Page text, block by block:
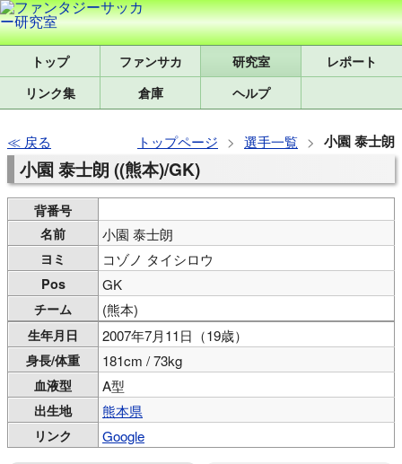
トップ 研究室
レポート
リンク集
倉庫 ヘルプ
戻る トップページ 選手一覧 小園 泰士朗
小園 泰士朗 ((熊本)/GK)
背番号
名前
小園 泰士朗
ヨミ コゾノ タイシロウ
Pos GK
チーム (熊本)
生年月日 2007年7月11日（19歳）
身長/体重 181cm / 73kg
血液型 A型
出生地 熊本県
リンク Google